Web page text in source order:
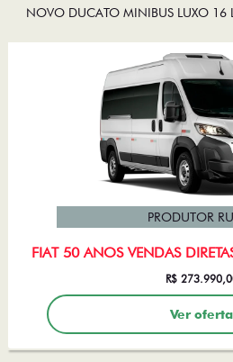
NOVO DUCATO MINIBUS LUXO 16
FIAT 50 ANOS VENDAS
PRODUTOR
R$
Ver oferta